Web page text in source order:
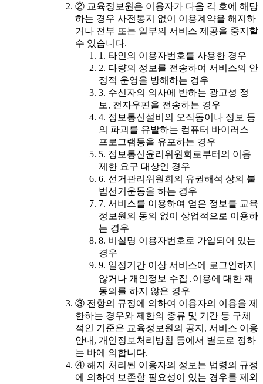
② 교육정보원은 이용자가 다음 각 호에 해당
하는 경우 사전통지 없이 이용계약을 해지하
거나 전부 또는 일부의 서비스 제공을 중지할
수 있습니다.
1. 타인의 이용자번호를 사용한 경우
2. 다량의 정보를 전송하여 서비스의 안
정적 운영을 방해하는 경우
3. 수신자의 의사에 반하는 광고성 정
보, 전자우편을 전송하는 경우
4. 정보통신설비의 오작동이나 정보 등
의 파괴를 유발하는 컴퓨터 바이러스
프로그램등을 유포하는 경우
5. 정보통신윤리위원회로부터의 이용
제한 요구 대상인 경우
6. 선거관리위원회의 유권해석 상의 불
법선거운동을 하는 경우
7. 서비스를 이용하여 얻은 정보를 교육
정보원의 동의 없이 상업적으로 이용하
는 경우
8. 비실명 이용자번호로 가입되어 있는
경우
9. 일정기간 이상 서비스에 로그인하지
않거나 개인정보 수집․이용에 대한 재
동의를 하지 않은 경우
③ 전항의 규정에 의하여 이용자의 이용을 제
한하는 경우와 제한의 종류 및 기간 등 구체
적인 기준은 교육정보원의 공지, 서비스 이용
안내, 개인정보처리방침 등에서 별도로 정하
는 바에 의합니다.
④ 해지 처리된 이용자의 정보는 법령의 규정
에 의하여 보존할 필요성이 있는 경우를 제외